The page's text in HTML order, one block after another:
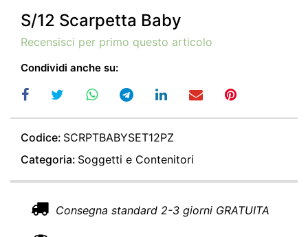
S/12 Scarpetta Baby
Recensisci per primo questo articolo
Condividi anche su:
Codice: SCRPTBABYSET12PZ
Categoria: Soggetti e Contenitori
Consegna standard 2-3 giorni GRATUITA